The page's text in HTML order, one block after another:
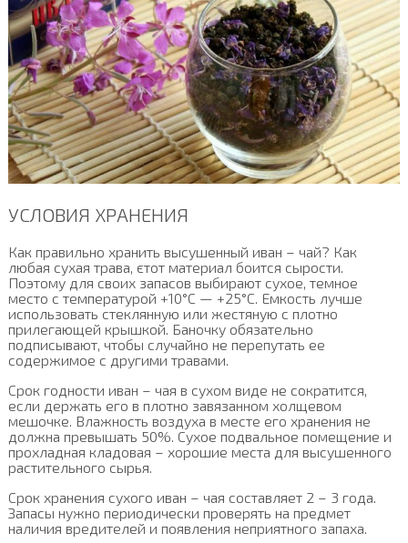
УСЛОВИЯ ХРАНЕНИЯ
Как правильно хранить высушенный иван – чай? Как
любая сухая трава, єтот материал боится сырости.
Поэтому для своих запасов выбирают сухое, темное
место с температурой +10°С — +25°С. Емкость лучше
использовать стеклянную или жестяную с плотно
прилегающей крышкой. Баночку обязательно
подписывают, чтобы случайно не перепутать ее
содержимое с другими травами.
Срок годности иван – чая в сухом виде не сократится,
если держать его в плотно завязанном холщевом
мешочке. Влажность воздуха в месте его хранения не
должна превышать 50%. Сухое подвальное помещение и
прохладная кладовая – хорошие места для высушенного
растительного сырья.
Срок хранения сухого иван – чая составляет 2 – 3 года.
Запасы нужно периодически проверять на предмет
наличия вредителей и появления неприятного запаха.